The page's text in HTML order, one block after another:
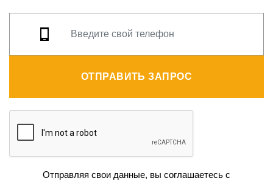
ОТПРАВИТЬ ЗАПРОС
Отправляя свои данные, вы соглашаетесь с